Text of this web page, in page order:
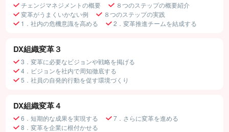
チェンジマネジメントの概要
８つのステップの概要紹介
変革がうまくいかない例
８つのステップの実践
1．社内の危機意識を高める
2．変革推進チームを結成する
DX組織変革３
3．変革に必要なビジョンや戦略を掲げる
4．ビジョンを社内で周知徹底する
5．社員の自発的行動を促す環境づくり
DX組織変革４
6．短期的な成果を実現する
7．さらに変革を進める
8．変革を企業に根付かせる